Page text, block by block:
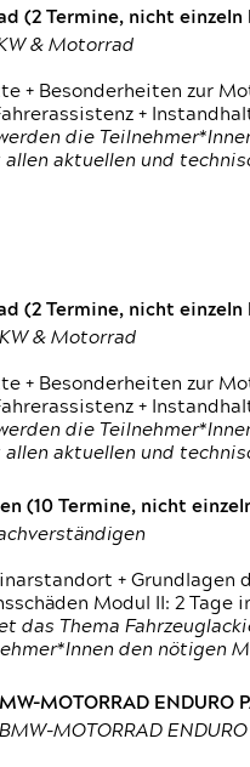
(2 Termine, nicht einzeln
& Motorrad
+ Besonderheiten zur
+
die
aktuellen und
(2 Termine, nicht einzeln
& Motorrad
+ Besonderheiten zur
+
die
aktuellen und
(10 Termine, nicht
+
Modul II: 2 Tage
das Thema
den nötigen
MOTORRAD ENDURO
MOTORRAD ENDURO